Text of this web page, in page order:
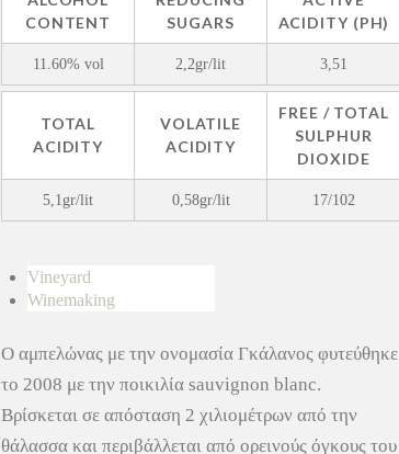
CONTENT
SUGARS
ACIDITY (PH)
11.60% vol 2,2gr/lit 3,51
TOTAL
ACIDITY
VOLATILE
ACIDITY
FREE / TOTAL
SULPHUR
DIOXIDE
5,1gr/lit 0,58gr/lit 17/102
Vineyard
Winemaking
Ο αμπελώνας με την ονομασία Γκάλανος φυτεύθηκε
το 2008 με την ποικιλία sauvignon blanc.
Βρίσκεται σε απόσταση 2 χιλιομέτρων από την
θάλασσα και περιβάλλεται από ορεινούς όγκους του